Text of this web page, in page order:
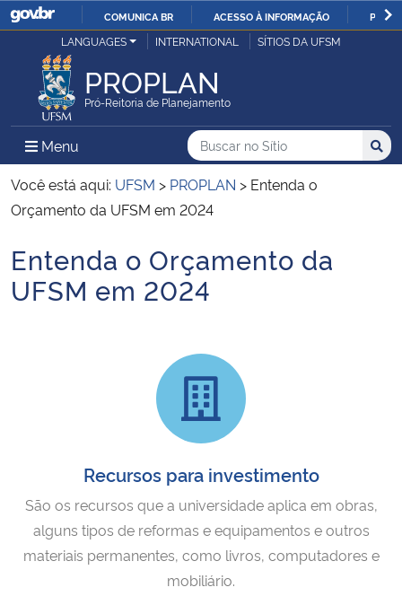
IR
O
COMUNICA BR ACESSO À INFORMAÇÃO
Ministério da Justiça e Segurança Pública
Ministério da Defesa
Ministério das Relações Exteriores
Ministério da Infraestrutura
Ministério de Minas e Energia
Ministério da Ciência, Tecnologia, Inovações e Comunicações
LANGUAGES INTERNATIONAL SÍTIOS DA UFSM
PROPLAN
Pró-Reitoria de Planejamento
Menu Menu Principal do Sítio
Busca
Buscar no no Sítio
Busca:
Você está aqui: UFSM > PROPLAN > Entenda o
Orçamento da UFSM em 2024
Início do conteúdo
Entenda o Orçamento da
UFSM em 2024
Recursos para investimento
São os recursos que a universidade aplica em obras,
alguns tipos de reformas e equipamentos e outros
materiais permanentes, como livros, computadores e
mobiliário.